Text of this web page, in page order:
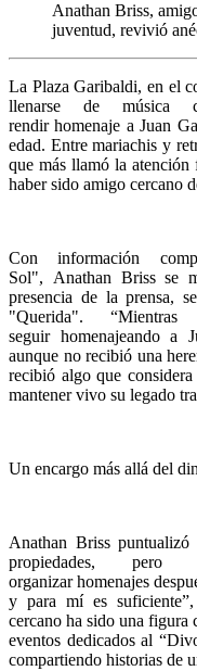
Anathan Briss,
juventud, revivió
La Plaza Garibaldi, en el
llenarse de música
rendir homenaje a Juan
edad. Entre mariachis y
que más llamó la
haber sido amigo cercano
Con información
Sol", Anathan Briss se
presencia de la prensa,
"Querida".
seguir homenajeando a
aunque no recibió una
recibió algo que
mantener vivo su legado
Un encargo más allá del
Anathan Briss
propiedades,
organizar homenajes
y para mí es
cercano ha sido una figura
eventos dedicados al
compartiendo historias de